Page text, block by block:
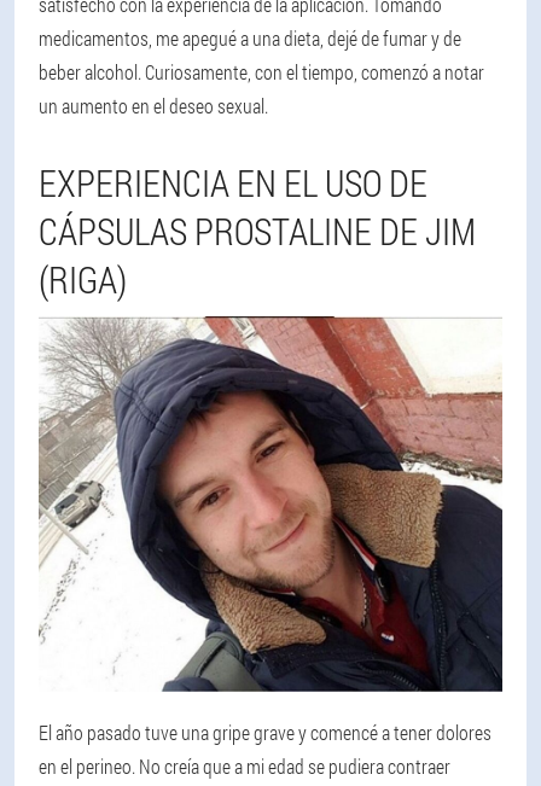
medicamentos, me apegué a una dieta, dejé de fumar y de
beber alcohol. Curiosamente, con el tiempo, comenzó a notar
un aumento en el deseo sexual.
EXPERIENCIA EN EL USO DE
CÁPSULAS PROSTALINE DE JIM
(RIGA)
El año pasado tuve una gripe grave y comencé a tener dolores
en el perineo. No creía que a mi edad se pudiera contraer